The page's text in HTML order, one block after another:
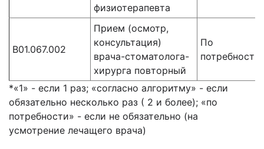
физиотерапевта
B01.067.002
Прием (осмотр,
консультация)
врача-стоматолога-
хирурга повторный
По
потребности
*«1» - если 1 раз; «согласно алгоритму» - если
обязательно несколько раз ( 2 и более); «по
потребности» - если не обязательно (на
усмотрение лечащего врача)